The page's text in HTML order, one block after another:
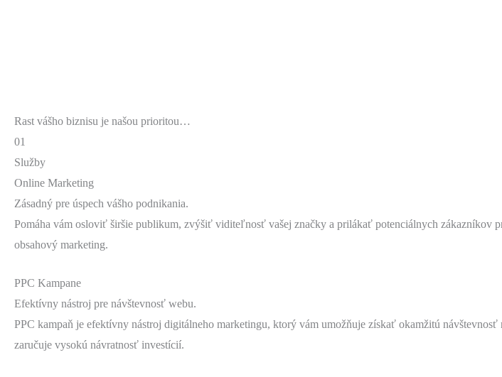
Rast vášho biznisu je našou prioritou…
01
Služby
Online Marketing
Zásadný pre úspech vášho podnikania.
Pomáha vám osloviť širšie publikum, zvýšiť viditeľnosť vašej značky a prilákať potenciálnych zákazníkov
obsahový marketing.
PPC Kampane
Efektívny nástroj pre návštevnosť webu.
PPC kampaň je efektívny nástroj digitálneho marketingu, ktorý vám umožňuje získať okamžitú
zaručuje vysokú návratnosť investícií.